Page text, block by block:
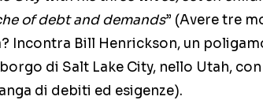
of debt and demands” (Avere tre
Incontra Bill Henrickson, un
di Salt Lake City, nello Utah,
di debiti ed esigenze).